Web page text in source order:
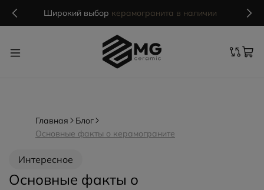
MG Ceramic- делаем красиво надолго
Главная
Блог
Основные факты о керамограните
Интересное
Основные факты о